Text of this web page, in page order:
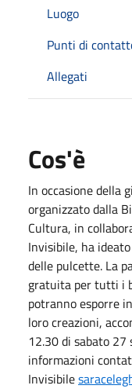
Luogo
Punti di
Allegati
Cos'è
In occasione della
organizzato dalla
Cultura, in
Invisibile, ha
delle pulcette. La
gratuita per tutti i
potranno esporre
loro creazioni,
12.30 di sabato
informazioni
Invisibile